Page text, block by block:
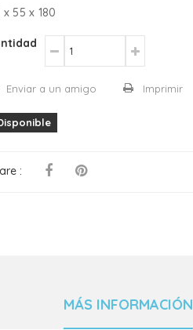
x 55 x 180
Enviar a un amigo Imprimir
:
MÁS INFORMACIÓN